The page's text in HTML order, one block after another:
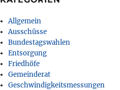
Allgemein
Ausschüsse
Bundestagswahlen
Entsorgung
Friedhöfe
Gemeinderat
Geschwindigkeitsmessungen